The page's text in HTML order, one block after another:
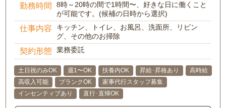
勤務時間
8時～20時の間で1時間〜、好きな日に働くこと
が可能です。(候補の日時から選択)
仕事内容
キッチン、トイレ、お風呂、洗面所、リビン
グ、その他のお掃除
契約形態 業務委託
土日祝のみOK 週1〜OK 扶養内OK 昇給･昇格あり
高時給
高収入可能
ブランクOK
家事代行スタッフ募集
インセンティブあり
直行･直帰OK